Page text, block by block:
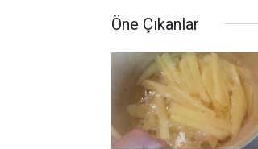
Öne Çıkanlar